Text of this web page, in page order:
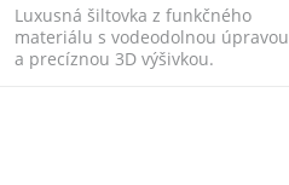
Luxusná šiltovka z funkčného
materiálu s vodeodolnou úpravou
a precíznou 3D výšivkou.